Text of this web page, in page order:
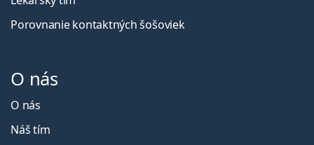
Porovnanie kontaktných šošoviek
O nás
O nás
Náš tím